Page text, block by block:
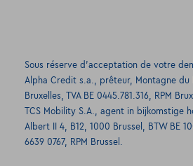
Sous réserve d’acceptation de votre
Alpha Credit s.a., prêteur, Montagne du
Bruxelles, TVA BE 0445.781.316, RPM
TCS Mobility S.A., agent in bijkomstige
Albert II 4, B12, 1000 Brussel, BTW BE
6639 0767, RPM Brussel.